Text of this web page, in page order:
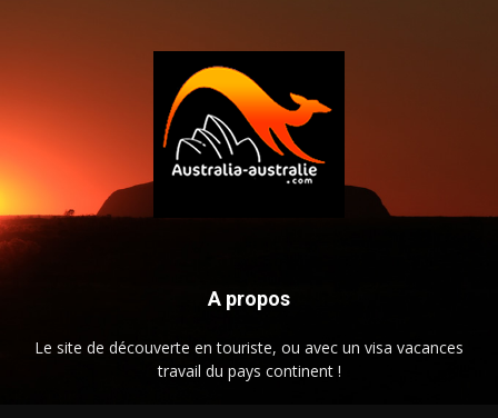
A propos
Le site de découverte en touriste, ou avec un visa vacances
travail du pays continent !